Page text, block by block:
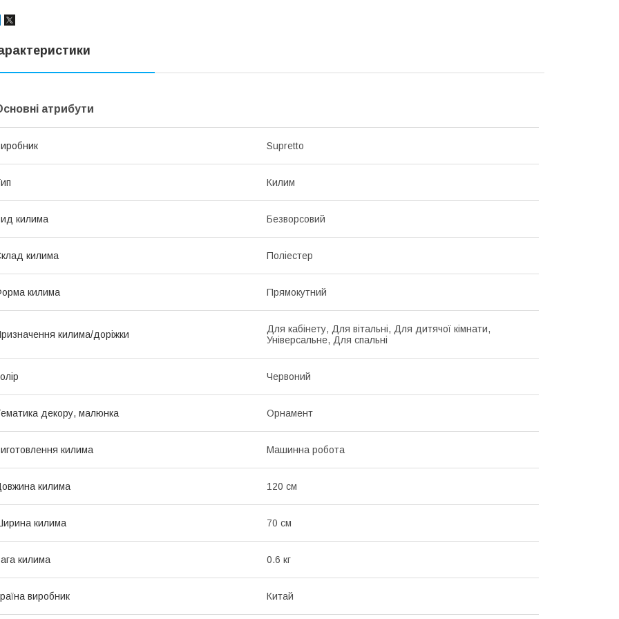
атрибути
Supretto
Килим
килима Безворсовий
килима Поліестер
килима Прямокутний
килима/доріжки
Для кабінету, Для вітальні, Для дитячої кімнати,
Універсальне, Для спальні
Червоний
декору, малюнка Орнамент
килима Машинна робота
килима 120 см
килима 70 см
килима 0.6 кг
виробник Китай